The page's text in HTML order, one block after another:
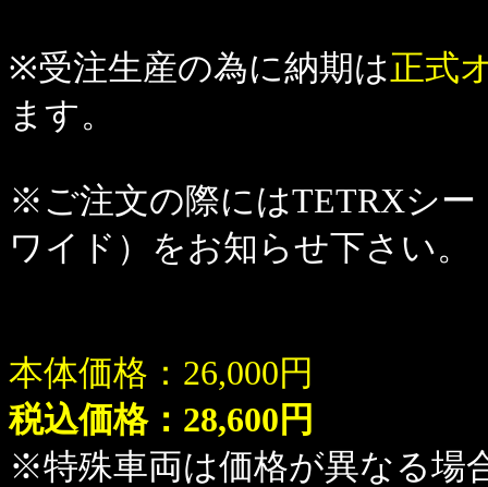
※受注生産の為に納期は正式
ます。
※ご注文の際にはTETRXシー
ワイド）をお知らせ下さい。
本体価格：26,000円
税込価格：28,600円
※特殊車両は価格が異なる場